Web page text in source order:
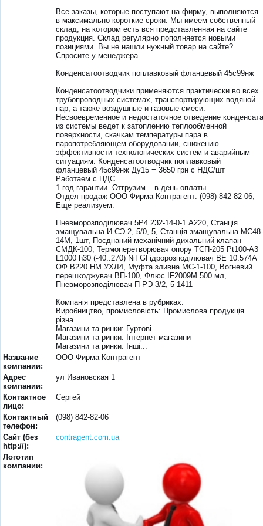
Все заказы, которые поступают на фирму, выполняются
в максимально короткие сроки. Мы имеем собственный
склад, на котором есть вся представленная на сайте
продукция. Склад регулярно пополняется новыми
позициями. Вы не нашли нужный товар на сайте?
Спросите у менеджера
Конденсатоотводчик поплавковый фланцевый 45с99нж
Конденсатоотводчики применяются практически во всех
трубопроводных системах, транспортирующих водяной
пар, а также воздушные и газовые смеси.
Несвоевременное и недостаточное отведение конденсата
из системы ведет к затоплению теплообменной
поверхности, скачкам температуры пара в
паропотребляющем оборудовании, снижению
эффективности технологических систем и аварийным
ситуациям. Конденсатоотводчик поплавковый
фланцевый 45с99нж Ду15 = 3650 грн с НДС/шт
Работаем с НДС.
1 год гарантии. Отгрузим – в день оплаты.
Отдел продаж ООО Фирма Контрагент: (098) 842-82-06;
Еще реализуем:
Пневморозподілювач 5Р4 232-14-0-1 А220, Станція
змащувальна И-СЭ 2, 5/0, 5, Станція змащувальна МС48-
14М, 1шт, Поєднаний механічний дихальний клапан
СМДК-100, Термоперетворювач опору ТСП-205 Pt100-А3
L1000 h30 (-40..270) NiFGГідророзподілювач ВЕ 10.574А
ОФ В220 НМ УХЛ4, Муфта зливна МС-1-100, Вогневий
перешкоджувач ВП-100, Флюс IF2009M 500 мл,
Пневморозподілювач П-РЭ 3/2, 5 1411
Компанія представлена в рубриках:
Виробництво, промисловість: Промислова продукція
різна
Магазини та ринки: Гуртові
Магазини та ринки: Інтернет-магазини
Магазини та ринки: Інші...
Название
компании:
ООО Фирма Контрагент
Адрес
компании:
ул Ивановская 1
Контактное
лицо:
Сергей
Контактный
телефон:
(098) 842-82-06
Сайт (без
http://):
contragent.com.ua
Логотип
компании: